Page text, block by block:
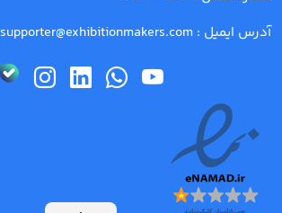
آدرس ایمیل : supporter@exhibitionmakers.com